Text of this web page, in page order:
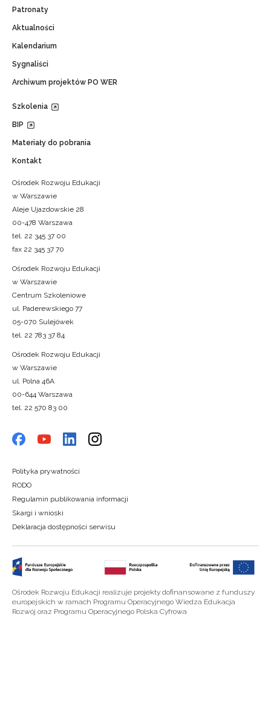
Patronaty
Aktualności
Kalendarium
Sygnaliści
Archiwum projektów PO WER
Szkolenia
BIP
Materiały do pobrania
Kontakt
Ośrodek Rozwoju Edukacji
w Warszawie
Aleje Ujazdowskie 28
00-478 Warszawa
tel. 22 345 37 00
fax 22 345 37 70
Ośrodek Rozwoju Edukacji
w Warszawie
Centrum Szkoleniowe
ul. Paderewskiego 77
05-070 Sulejówek
tel. 22 783 37 84
Ośrodek Rozwoju Edukacji
w Warszawie
ul. Polna 46A
00-644 Warszawa
tel. 22 570 83 00
Polityka prywatności
RODO
Regulamin publikowania informacji
Skargi i wnioski
Deklaracja dostępności serwisu
Ośrodek Rozwoju Edukacji realizuje projekty dofinansowane z funduszy
europejskich w ramach Programu Operacyjnego Wiedza Edukacja
Rozwój oraz Programu Operacyjnego Polska Cyfrowa